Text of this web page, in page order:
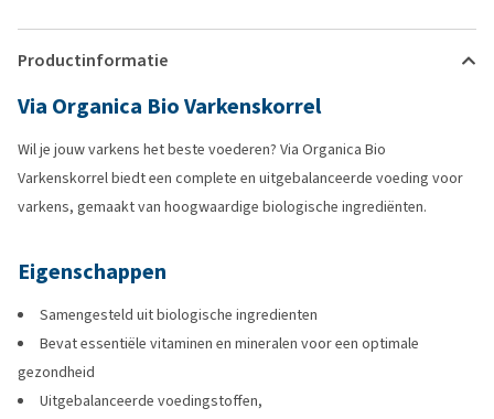
Productinformatie
Via Organica Bio Varkenskorrel
Wil je jouw varkens het beste voederen? Via Organica Bio
Varkenskorrel biedt een complete en uitgebalanceerde voeding voor
varkens, gemaakt van hoogwaardige biologische ingrediënten.
Eigenschappen
Samengesteld uit biologische ingredienten
Bevat essentiële vitaminen en mineralen voor een optimale
gezondheid
Uitgebalanceerde voedingstoffen,